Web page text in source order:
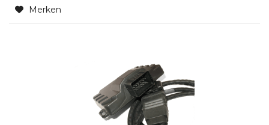
Merken